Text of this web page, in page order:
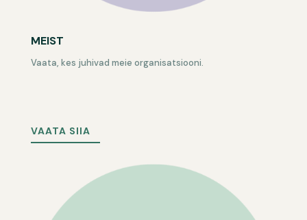
MEIST
Vaata, kes juhivad meie organisatsiooni.
VAATA SIIA